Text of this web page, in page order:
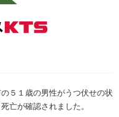
５１歳の男性がうつ伏せの状
亡が確認されました。